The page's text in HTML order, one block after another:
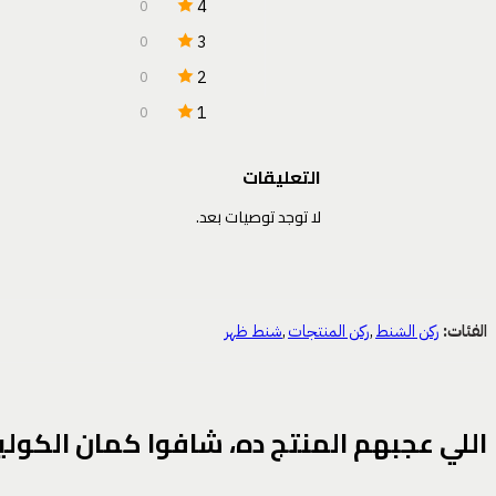
4
0
3
0
2
0
1
0
التعليقات
لا توجد توصيات بعد.
الفئات: ركن الشنط,ركن المنتجات,شنط ظهر
اللي عجبهم المنتج ده، شافوا كمان